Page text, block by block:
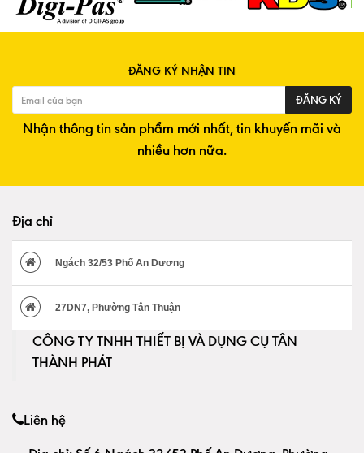
ĐĂNG KÝ NHẬN TIN
ĐĂNG KÝ
Nhận thông tin sản phẩm mới nhất, tin khuyến mãi và
nhiều hơn nữa.
Địa chỉ
Ngách 32/53 Phố An Dương
27DN7, Phường Tân Thuận
CÔNG TY TNHH THIẾT BỊ VÀ DỤNG CỤ TÂN
THÀNH PHÁT
Liên hệ